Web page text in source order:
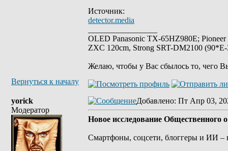
Источник:
detector.media
OLED Panasonic TX-65HZ980E;
ZXC 120cm, Strong SRT-DM2100
Желаю, чтобы у Вас сбылось то, чего
Вернуться к началу
yorick
Модератор
Добавлено: Пт Апр 03,
Новое исследование Общественного
Смартфоны, соцсети, блоггеры и ИИ –